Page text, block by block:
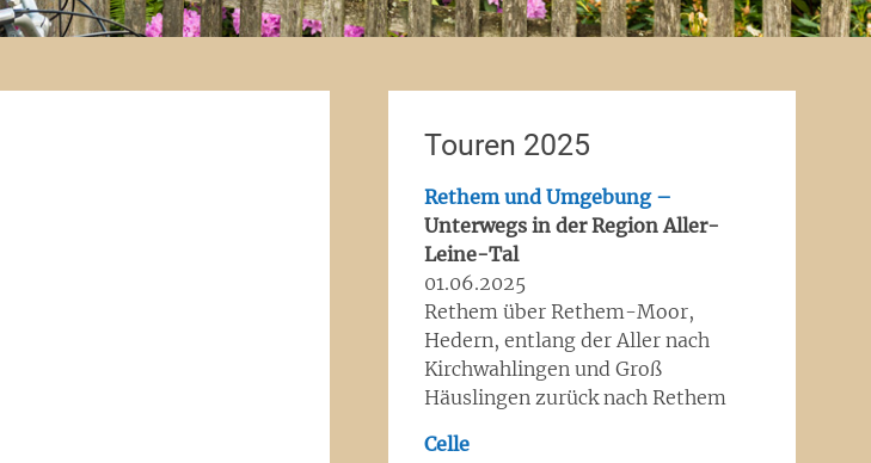
Touren 2025
Rethem und Umgebung –
Unterwegs in der Region Aller-
Leine-Tal
01.06.2025
Rethem über Rethem-Moor,
Hedern, entlang der Aller nach
Kirchwahlingen und Groß
Häuslingen zurück nach Rethem
Celle